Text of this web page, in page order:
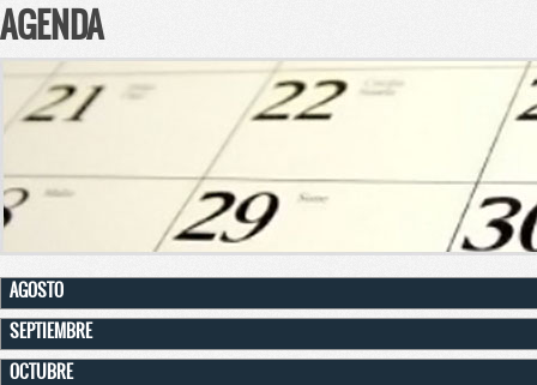
AGENDA
AGOSTO
SEPTIEMBRE
OCTUBRE